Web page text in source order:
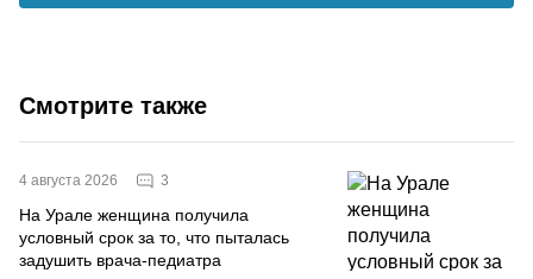
Смотрите также
4 августа 2026 3
На Урале женщина получила
условный срок за то, что пыталась
задушить врача-педиатра